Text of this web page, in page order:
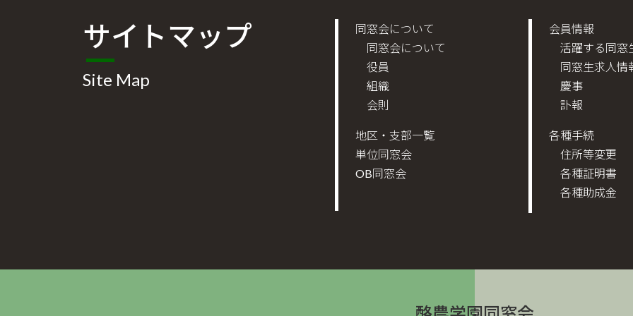
サイトマップ
Site Map
同窓会について
同窓会について
役員
組織
会則
地区・支部一覧
単位同窓会
OB同窓会
会員情報
活躍する同窓
同窓生求人情
慶事
訃報
各種手続
住所等変更
各種証明書
各種助成金